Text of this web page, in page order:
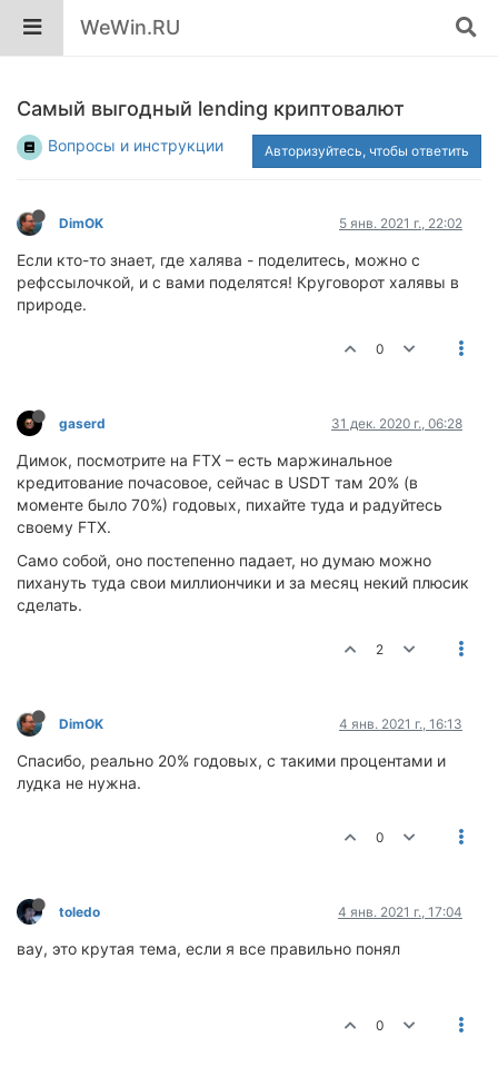
WeWin.RU
Самый выгодный lending криптовалют
Вопросы и инструкции Авторизуйтесь, чтобы ответить
DimOK 5 янв. 2021 г., 22:02
Если кто-то знает, где халява - поделитесь, можно с
рефссылочкой, и с вами поделятся! Круговорот халявы в
природе.
0
gaserd 31 дек. 2020 г., 06:28
Димок, посмотрите на FTX – есть маржинальное
кредитование почасовое, сейчас в USDT там 20% (в
моменте было 70%) годовых, пихайте туда и радуйтесь
своему FTX.
Само собой, оно постепенно падает, но думаю можно
пихануть туда свои миллиончики и за месяц некий плюсик
сделать.
2
DimOK 4 янв. 2021 г., 16:13
Спасибо, реально 20% годовых, с такими процентами и
лудка не нужна.
0
toledo 4 янв. 2021 г., 17:04
вау, это крутая тема, если я все правильно понял
0